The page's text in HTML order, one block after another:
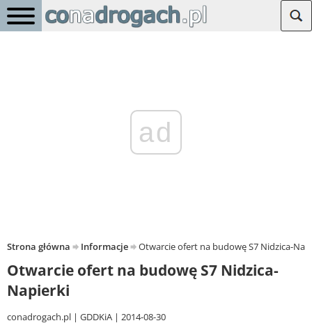
ad
Strona główna Informacje Otwarcie ofert na budowę S7 Nidzica-
Otwarcie ofert na budowę S7 Nidzica-
Napierki
conadrogach.pl GDDKiA 2014-08-30